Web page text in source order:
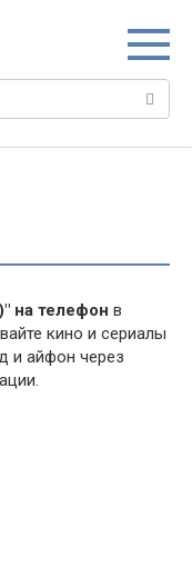
на телефон в
кино и сериалы
и айфон через